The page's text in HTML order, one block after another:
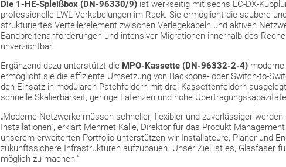
Die 1-HE-Spleißbox (DN-96330/9) ist werkseitig mit sechs LC-DX-
professionelle LWL-Verkabelungen im Rack. Sie ermöglicht die saubere
strukturiertes Verteilerelement zwischen Verlegekabeln und aktiven
Bandbreitenanforderungen und intensiver Migrationen innerhalb des
unverzichtbar.
Ergänzend dazu unterstützt die MPO-Kassette (DN-96332-2-4)
ermöglicht sie die effiziente Umsetzung von Backbone- oder Switch-to-
den Einsatz in modularen Patchfeldern mit drei Kassettenfeldern
schnelle Skalierbarkeit, geringe Latenzen und hohe
„Moderne Netzwerke müssen schneller, flexibler und zuverlässiger
Installationen“, erklärt Mehmet Kalle, Direktor für das Produkt
unserem erweiterten Portfolio unterstützen wir Installateure, Planer und
zukunftssichere Infrastrukturen aufzubauen. Unser Ziel ist es, Glasfaser
möglich zu machen.“